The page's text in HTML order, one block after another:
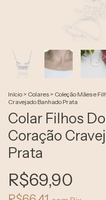
Início > Colares > Coleção Mães e
Cravejado Banhado Prata
Colar Filhos
Coração
Prata
R$69,90